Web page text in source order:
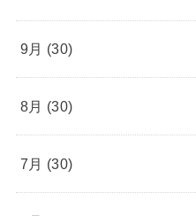
9月 (30)
8月 (30)
7月 (30)